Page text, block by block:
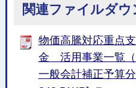
関連ファイルダウ
物価高騰対応重点
金 活用事業一覧（
一般会計補正予算